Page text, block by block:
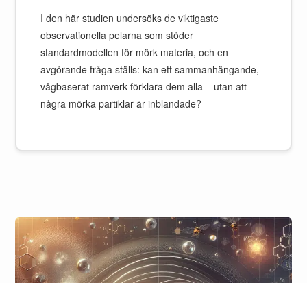
I den här studien undersöks de viktigaste
observationella pelarna som stöder
standardmodellen för mörk materia, och en
avgörande fråga ställs: kan ett sammanhängande,
vågbaserat ramverk förklara dem alla – utan att
några mörka partiklar är inblandade?